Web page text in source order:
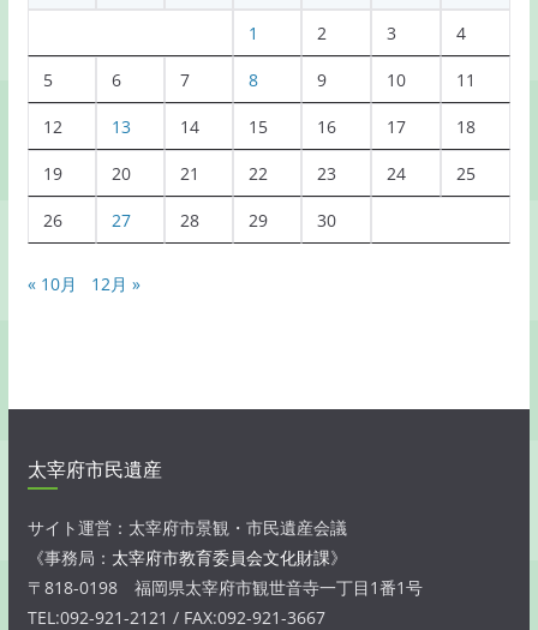
1 2 3 4
5 6 7 8 9 10 11
12 13 14 15 16 17 18
19 20 21 22 23 24 25
26 27 28 29 30
« 10月 12月 »
太宰府市民遺産
サイト運営：太宰府市景観・市民遺産会議
《事務局： 太宰府市教育委員会文化財課》
〒818-0198 福岡県太宰府市観世音寺一丁目1番1号
TEL:092-921-2121 / FAX:092-921-3667